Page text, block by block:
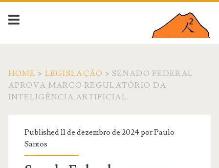
HOME > LEGISLAÇÃO >SENADO FEDERAL
APROVA MARCO REGULATÓRIO DA
INTELIGÊNCIA ARTIFICIAL.
Published 11 de dezembro de 2024 porPaulo
Santos